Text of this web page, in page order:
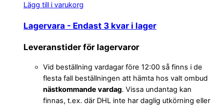
Lägg till i varukorg
Lagervara - Endast 3 kvar i lager
Leveranstider för lagervaror
Vid beställning vardagar före 12:00 så finns i de
flesta fall beställningen att hämta hos valt ombud
nästkommande vardag. Vissa undantag kan
finnas, t.ex. där DHL inte har daglig utkörning eller